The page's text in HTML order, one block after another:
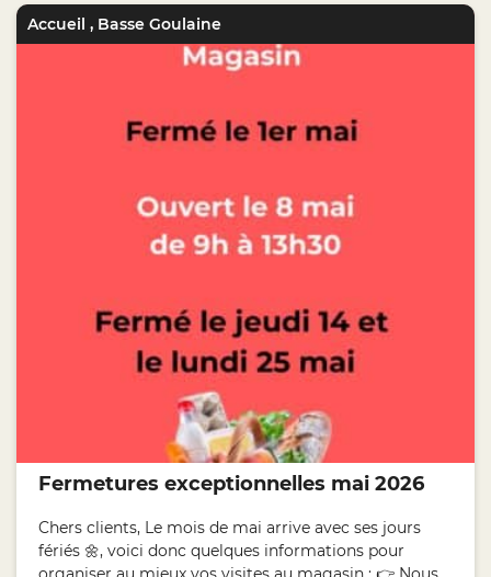
Accueil , Basse Goulaine
Fermetures exceptionnelles mai 2026
Chers clients, Le mois de mai arrive avec ses jours
fériés 🌼, voici donc quelques informations pour